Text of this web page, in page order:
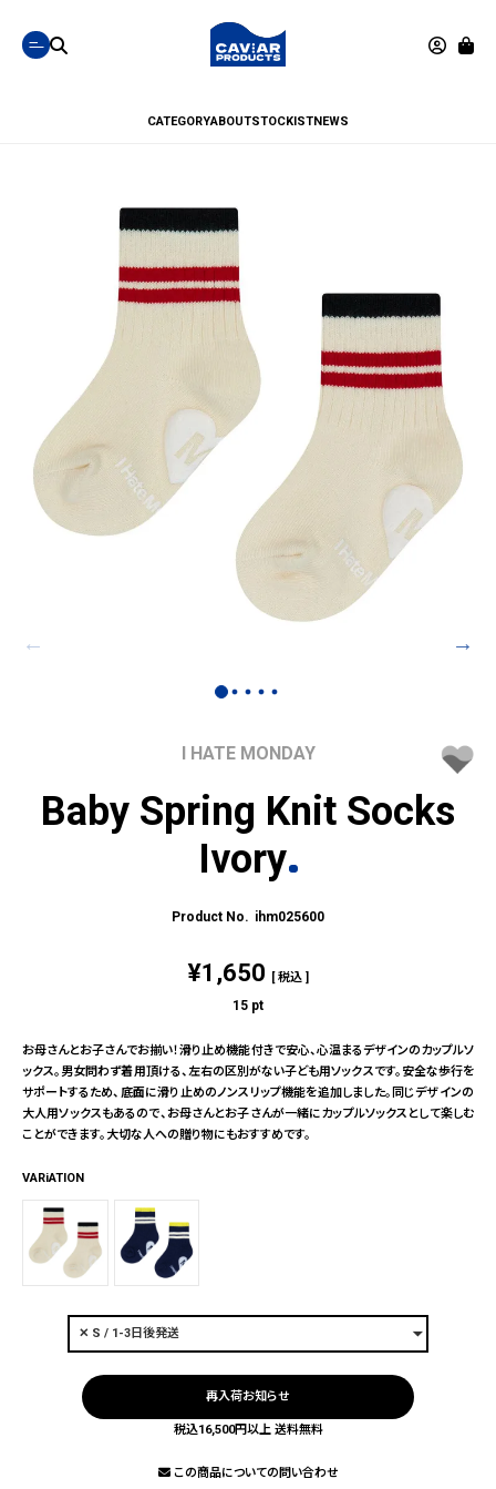
CATEGORYABOUTSTOCKISTNEWS
I HATE MONDAY
Baby Spring Knit Socks
Ivory
ihm025600
¥1,650 税込
15 pt
お母さんとお子さんでお揃い！滑り止め機能付きで安心、心温まるデザインのカップルソ
ックス。男女問わず着用頂ける、左右の区別がない子ども用ソックスです。安全な歩行を
サポートするため、底面に滑り止めのノンスリップ機能を追加しました。同じデザインの
大人用ソックスもあるので、お母さんとお子さんが一緒にカップルソックスとして楽しむ
ことができます。大切な人への贈り物にもおすすめです。
VARiATION
再入荷お知らせ
税込16,500円以上 送料無料
この商品についての問い合わせ